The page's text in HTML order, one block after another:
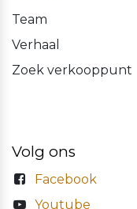
Team
Verhaal
Zoek verkooppunt
Volg ons
Facebook
Youtube